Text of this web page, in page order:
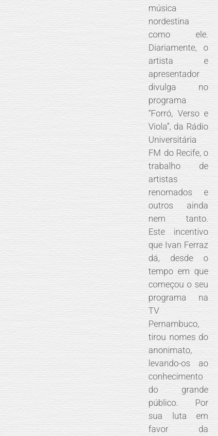
música
nordestina
como ele.
Diariamente, o
artista e
apresentador
divulga no
programa
“Forró, Verso e
Viola”, da Rádio
Universitária
FM do Recife, o
trabalho de
artistas
renomados e
outros ainda
nem tanto.
Este incentivo
que Ivan Ferraz
dá, desde o
tempo em que
começou o seu
programa na
TV
Pernambuco,
tirou nomes do
anonimato,
levando-os ao
conhecimento
do grande
público. Por
sua luta em
favor da